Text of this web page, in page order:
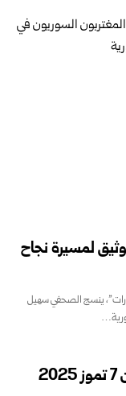
لمسيرة نجاح
ينسج الصحفي سهيل